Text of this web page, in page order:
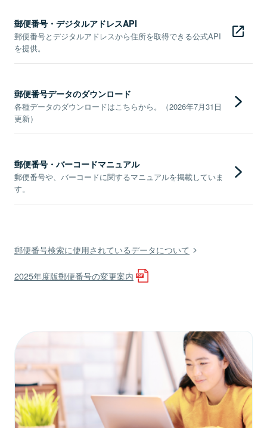
郵便番号・デジタルアドレスAPI
郵便番号とデジタルアドレスから住所を取得できる公式API
を提供。
郵便番号データのダウンロード
各種データのダウンロードはこちらから。（2026年7月31日
更新）
郵便番号・バーコードマニュアル
郵便番号や、バーコードに関するマニュアルを掲載していま
す。
郵便番号検索に使用されているデータについて
2025年度版郵便番号の変更案内